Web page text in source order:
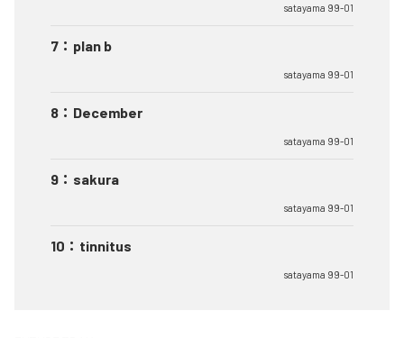
satayama 99-01
7 ： plan b
satayama 99-01
8 ： December
satayama 99-01
9 ： sakura
satayama 99-01
10 ： tinnitus
satayama 99-01